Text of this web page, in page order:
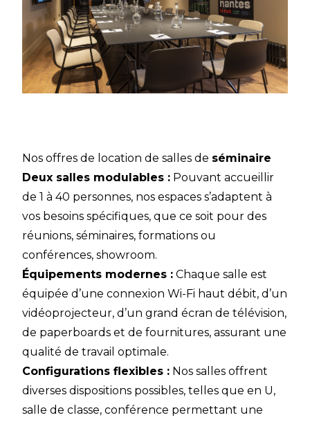
Nos offres de location de salles de séminaire
Deux salles modulables : Pouvant accueillir
de 1 à 40 personnes, nos espaces s’adaptent à
vos besoins spécifiques, que ce soit pour des
réunions, séminaires, formations ou
conférences, showroom.
Équipements modernes : Chaque salle est
équipée d’une connexion Wi-Fi haut débit, d’un
vidéoprojecteur, d’un grand écran de télévision,
de paperboards et de fournitures, assurant une
qualité de travail optimale.
Configurations flexibles : Nos salles offrent
diverses dispositions possibles, telles que en U,
salle de classe, conférence permettant une